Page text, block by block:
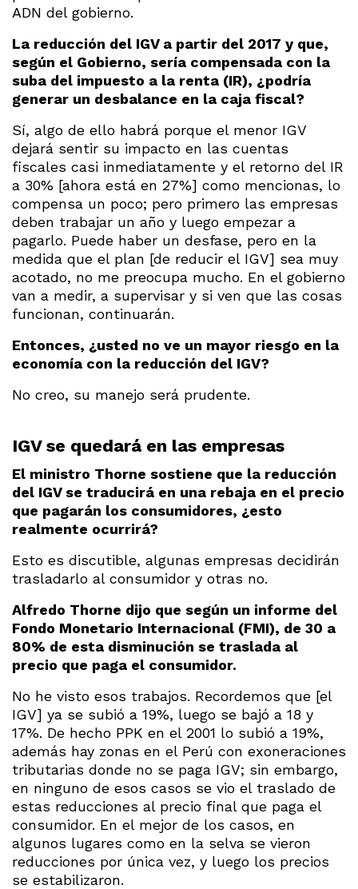
ADN del gobierno.
La reducción del IGV a partir del 2017 y que,
según el Gobierno, sería compensada con la
suba del impuesto a la renta (IR), ¿podría
generar un desbalance en la caja fiscal?
Sí, algo de ello habrá porque el menor IGV
dejará sentir su impacto en las cuentas
fiscales casi inmediatamente y el retorno del IR
a 30% [ahora está en 27%] como mencionas, lo
compensa un poco; pero primero las empresas
deben trabajar un año y luego empezar a
pagarlo. Puede haber un desfase, pero en la
medida que el plan [de reducir el IGV] sea muy
acotado, no me preocupa mucho. En el gobierno
van a medir, a supervisar y si ven que las cosas
funcionan, continuarán.
Entonces, ¿usted no ve un mayor riesgo en la
economía con la reducción del IGV?
No creo, su manejo será prudente.
IGV se quedará en las empresas
El ministro Thorne sostiene que la reducción
del IGV se traducirá en una rebaja en el precio
que pagarán los consumidores, ¿esto
realmente ocurrirá?
Esto es discutible, algunas empresas decidirán
trasladarlo al consumidor y otras no.
Alfredo Thorne dijo que según un informe del
Fondo Monetario Internacional (FMI), de 30 a
80% de esta disminución se traslada al
precio que paga el consumidor.
No he visto esos trabajos. Recordemos que [el
IGV] ya se subió a 19%, luego se bajó a 18 y
17%. De hecho PPK en el 2001 lo subió a 19%,
además hay zonas en el Perú con exoneraciones
tributarias donde no se paga IGV; sin embargo,
en ninguno de esos casos se vio el traslado de
estas reducciones al precio final que paga el
consumidor. En el mejor de los casos, en
algunos lugares como en la selva se vieron
reducciones por única vez, y luego los precios
se estabilizaron.